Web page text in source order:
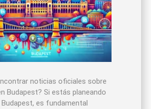
noticias oficiales sobre
Budapest? Si estás planeando
Budapest, es fundamental